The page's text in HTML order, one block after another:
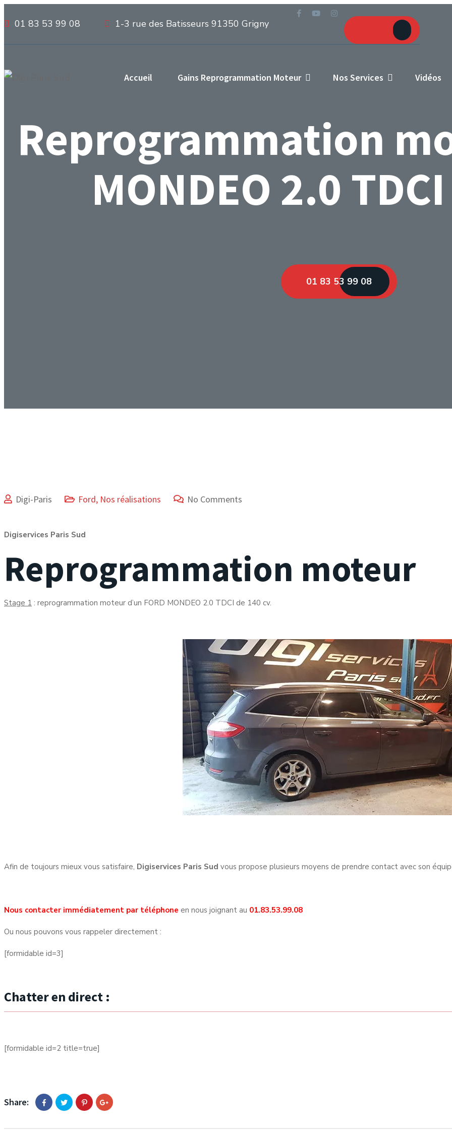
01 83 53 99 08 1-3 rue des Batisseurs 91350 Grigny
RDV
Accueil Gains Reprogrammation Moteur Nos Services Vidéos
Reprogrammation
MONDEO 2.0
01 83 53 99 08
Digi-Paris Ford, Nos réalisations No Comments
Digiservices Paris Sud
Reprogrammation moteur
Stage 1 : reprogrammation moteur d’un FORD MONDEO 2.0 TDCI de 140 cv.
Afin de toujours mieux vous satisfaire, Digiservices Paris Sud vous propose plusieurs moyens de prendre contact avec son
Nous contacter immédiatement par téléphone en nous joignant au 01.83.53.99.08
Ou nous pouvons vous rappeler directement :
[formidable id=3]
Chatter en direct :
[formidable id=2 title=true]
Share: